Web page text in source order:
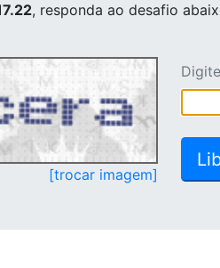
, responda ao desafio
[trocar imagem]